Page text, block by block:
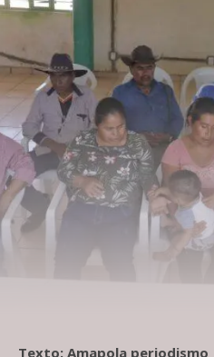
Texto: Amapola periodismo